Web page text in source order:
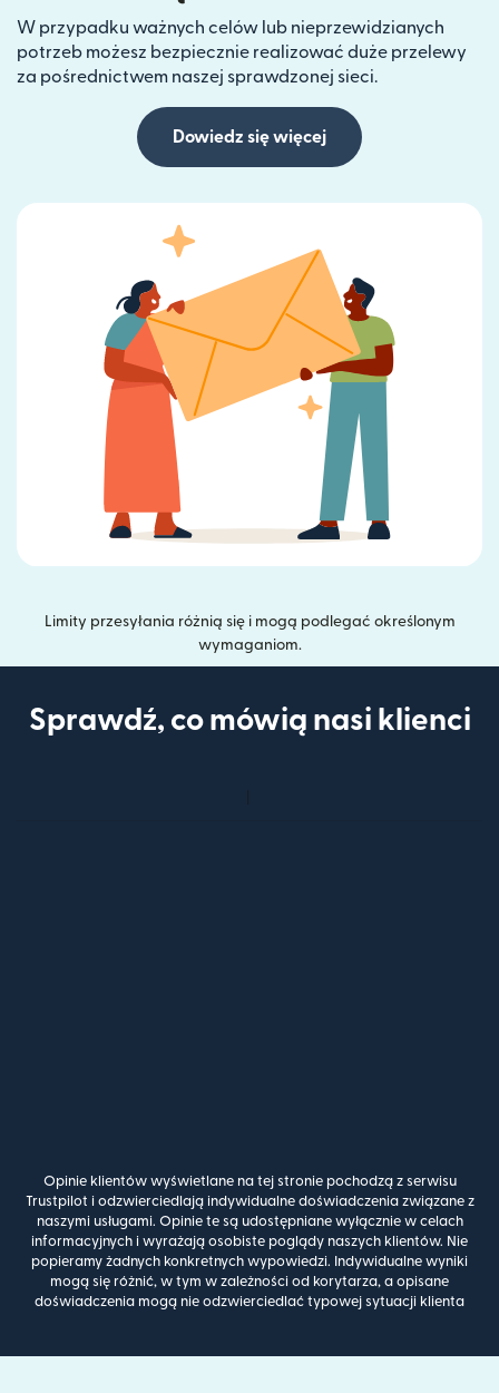
W przypadku ważnych celów lub nieprzewidzianych
potrzeb możesz bezpiecznie realizować duże przelewy
za pośrednictwem naszej sprawdzonej sieci.
Dowiedz się więcej
Limity przesyłania różnią się i mogą podlegać określonym
wymaganiom.
Sprawdź, co mówią nasi klienci
Opinie klientów wyświetlane na tej stronie pochodzą z serwisu
Trustpilot i odzwierciedlają indywidualne doświadczenia związane z
naszymi usługami. Opinie te są udostępniane wyłącznie w celach
informacyjnych i wyrażają osobiste poglądy naszych klientów. Nie
popieramy żadnych konkretnych wypowiedzi. Indywidualne wyniki
mogą się różnić, w tym w zależności od korytarza, a opisane
doświadczenia mogą nie odzwierciedlać typowej sytuacji klienta